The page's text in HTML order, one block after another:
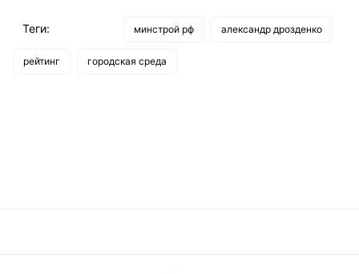
Теги: минстрой рф александр дрозденко
рейтинг городская среда